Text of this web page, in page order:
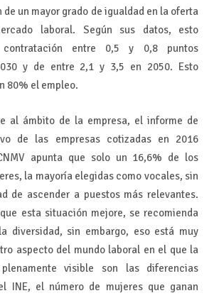
un mayor grado de igualdad en la oferta
laboral. Según sus datos, esto
contratación entre 0,5 y 0,8 puntos
y de entre 2,1 y 3,5 en 2050. Esto
80% el empleo.
al ámbito de la empresa, el informe de
de las empresas cotizadas en 2016
apunta que solo un 16,6% de los
la mayoría elegidas como vocales, sin
de ascender a puestos más relevantes.
esta situación mejore, se recomienda
diversidad, sin embargo, eso está muy
aspecto del mundo laboral en el que la
visible son las diferencias
INE, el número de mujeres que ganan